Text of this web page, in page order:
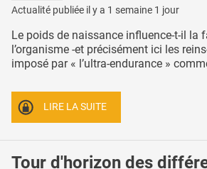
Actualité publiée il y a 1 semaine 1 jour
Le poids de naissance influence-t-il la
l’organisme -et précisément ici les
imposé par « l’ultra-endurance »
LIRE LA SUITE
Tour d'horizon des